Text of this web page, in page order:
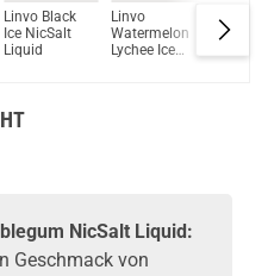
6,0ml Pod Kit Blau
Linvo Black
Ice NicSalt
Liquid
Linvo
Watermelon
Lychee Ice
Linvo
Menthol
NicSalt Liquid:
Geschmack von